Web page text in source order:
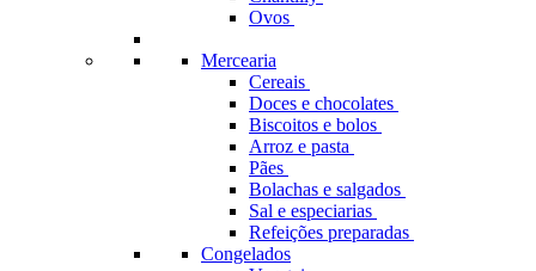
Ovos
Mercearia
Cereais
Doces e chocolates
Biscoitos e bolos
Arroz e pasta
Pães
Bolachas e salgados
Sal e especiarias
Refeições preparadas
Congelados